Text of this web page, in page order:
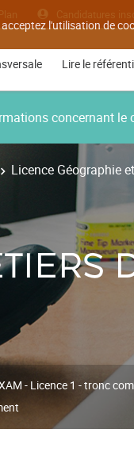
l'utilisation de
Plan Candidatures
Lire le
concernant le
Licence Géographie
- Licence 1 - tronc